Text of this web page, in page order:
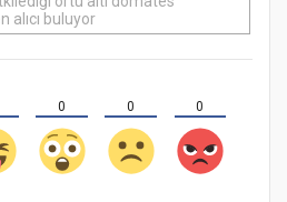
alıcı buluyor
0 0 0